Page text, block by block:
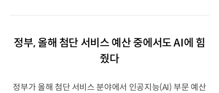
정부, 올해 첨단 서비스 예산 중에서도 AI에 힘
줬다
정부가 올해 첨단 서비스 분야에서 인공지능(AI) 부문 예산